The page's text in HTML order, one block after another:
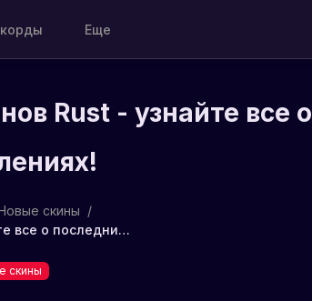
Еще
Rust - узнайте все о
скины /
Новая партия скинов Rust - узнайте все о последних обновлениях!
скины